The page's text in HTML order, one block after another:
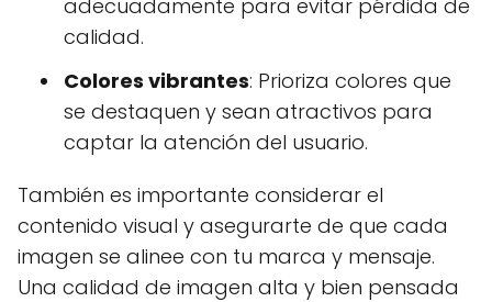
adecuadamente para evitar pérdida de
calidad.
Colores vibrantes: Prioriza colores que
se destaquen y sean atractivos para
captar la atención del usuario.
También es importante considerar el
contenido visual y asegurarte de que cada
imagen se alinee con tu marca y mensaje.
Una calidad de imagen alta y bien pensada